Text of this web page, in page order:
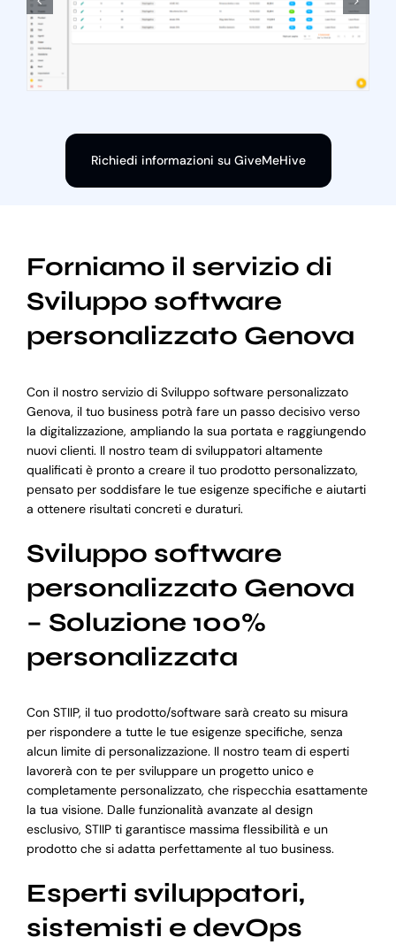
Richiedi informazioni su GiveMeHive
Forniamo il servizio di
Sviluppo software
personalizzato Genova
Con il nostro servizio di Sviluppo software personalizzato
Genova, il tuo business potrà fare un passo decisivo verso
la digitalizzazione, ampliando la sua portata e raggiungendo
nuovi clienti. Il nostro team di sviluppatori altamente
qualificati è pronto a creare il tuo prodotto personalizzato,
pensato per soddisfare le tue esigenze specifiche e aiutarti
a ottenere risultati concreti e duraturi.
Sviluppo software
personalizzato Genova
– Soluzione 100%
personalizzata
Con STIIP, il tuo prodotto/software sarà creato su misura
per rispondere a tutte le tue esigenze specifiche, senza
alcun limite di personalizzazione. Il nostro team di esperti
lavorerà con te per sviluppare un progetto unico e
completamente personalizzato, che rispecchia esattamente
la tua visione. Dalle funzionalità avanzate al design
esclusivo, STIIP ti garantisce massima flessibilità e un
prodotto che si adatta perfettamente al tuo business.
Esperti sviluppatori,
sistemisti e devOps